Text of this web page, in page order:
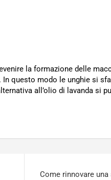
la formazione delle
questo modo le unghie si
all’olio di lavanda si
Come rinnovare